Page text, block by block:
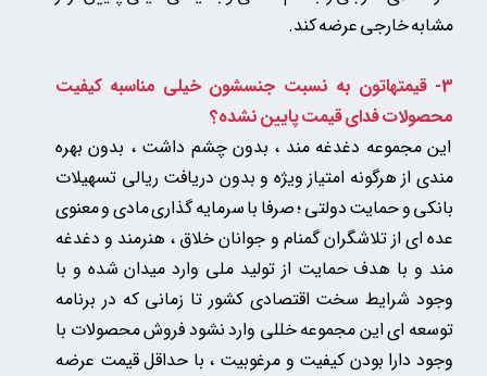
مشابه خارجی عرضه کند.
3- قیمتهاتون به نسبت جنسشون خیلی مناسبه
کیفیت
محصولات فدای قیمت پایین نشده؟
این مجموعه دغدغه مند ، بدون چشم داشت ، بدون بهره
مندی از هرگونه امتیاز ویژه و بدون دریافت ریالی تسهیلات
بانکی و حمایت دولتی ؛ صرفا با سرمایه گذاری مادی و معنوی
عده ای از تلاشگران گمنام و جوانان خلاق ، هنرمند و دغدغه
مند و با هدف حمایت از تولید ملی وارد میدان شده و با
وجود شرایط سخت اقتصادی کشور تا زمانی که در برنامه
توسعه ای این مجموعه خللی وارد نشود فروش محصولات با
وجود دارا بودن کیفیت و مرغوبیت ، با حداقل قیمت عرضه